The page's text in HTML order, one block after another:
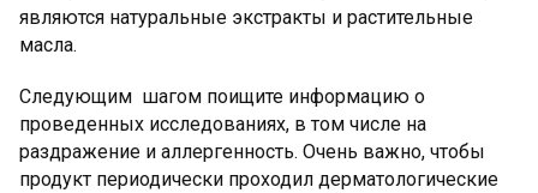
являются натуральные экстракты и растительные
масла.
Следующим шагом поищите информацию о
проведенных исследованиях, в том числе на
раздражение и аллергенность. Очень важно, чтобы
продукт периодически проходил дерматологические